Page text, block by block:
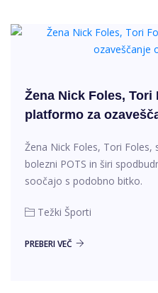
Žena Nick Foles,
platformo za
Žena Nick Foles, Tori
bolezni POTS in širi
soočajo s podobno bitko.
Težki Športi
PREBERI VEČ